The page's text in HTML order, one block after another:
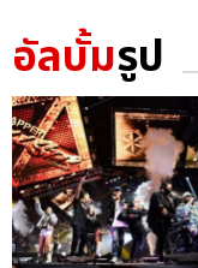
อัลบั้มรูป